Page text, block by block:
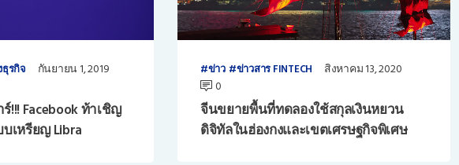
รกิจ
กันยายน 1, 2019
!!! Facebook ท้าเชิญ
เหรียญ Libra
ข่าว ข่าวสาร FINTECH
สิงหาคม 13, 2020
0
จีนขยายพื้นที่ทดลองใช้สกุลเงินหยวน
ดิจิทัลในฮ่องกงและเขตเศรษฐกิจพิเศษ